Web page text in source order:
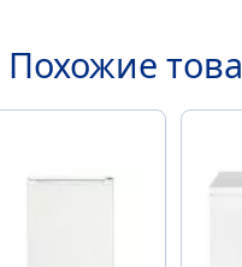
Похожие